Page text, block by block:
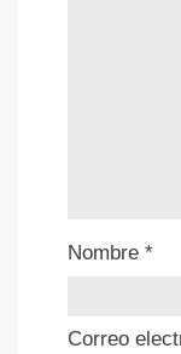
Nombre *
Correo